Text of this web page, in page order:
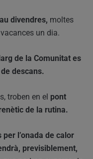
divendres, moltes
un dia.
de la Comunitat es
descans.
troben en el pont
de la rutina.
l’onada de calor
previsiblement,